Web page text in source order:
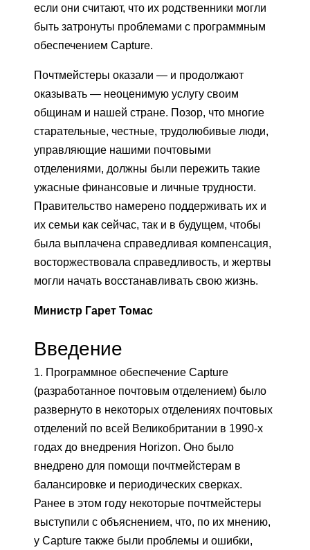
если они считают, что их родственники могли
быть затронуты проблемами с программным
обеспечением Capture.
Почтмейстеры оказали — и продолжают
оказывать — неоценимую услугу своим
общинам и нашей стране. Позор, что многие
старательные, честные, трудолюбивые люди,
управляющие нашими почтовыми
отделениями, должны были пережить такие
ужасные финансовые и личные трудности.
Правительство намерено поддерживать их и
их семьи как сейчас, так и в будущем, чтобы
была выплачена справедливая компенсация,
восторжествовала справедливость, и жертвы
могли начать восстанавливать свою жизнь.
Министр Гарет Томас
Введение
1. Программное обеспечение Capture
(разработанное почтовым отделением) было
развернуто в некоторых отделениях почтовых
отделений по всей Великобритании в 1990-х
годах до внедрения Horizon. Оно было
внедрено для помощи почтмейстерам в
балансировке и периодических сверках.
Ранее в этом году некоторые почтмейстеры
выступили с объяснением, что, по их мнению,
у Capture также были проблемы и ошибки,